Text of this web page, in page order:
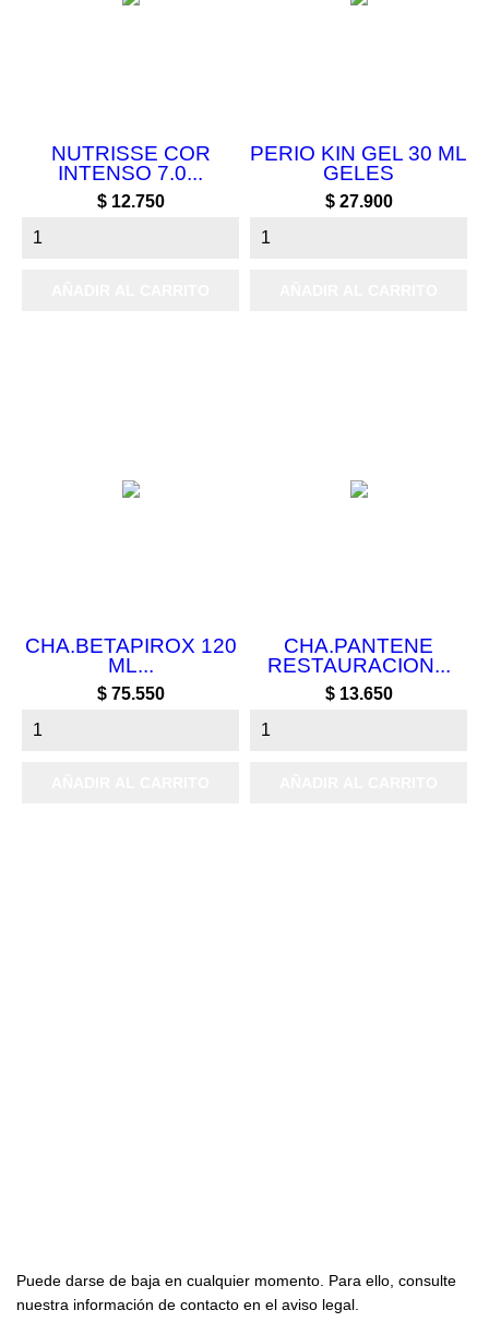
NUTRISSE COR
INTENSO 7.0...
Precio
$ 12.750
PERIO KIN GEL 30 ML
GELES
Precio
$ 27.900
CHA.BETAPIROX 120
ML...
Precio
$ 75.550
CHA.PANTENE
RESTAURACION...
Precio
$ 13.650
Puede darse de baja en cualquier momento. Para ello, consulte
nuestra información de contacto en el aviso legal.